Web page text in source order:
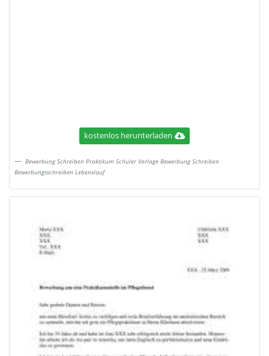
kostenlos herunterladen
Bewerbung Schreiben Praktikum Schuler Vorlage Bewerbung Schreiben
Bewerbungsschreiben Lebenslauf